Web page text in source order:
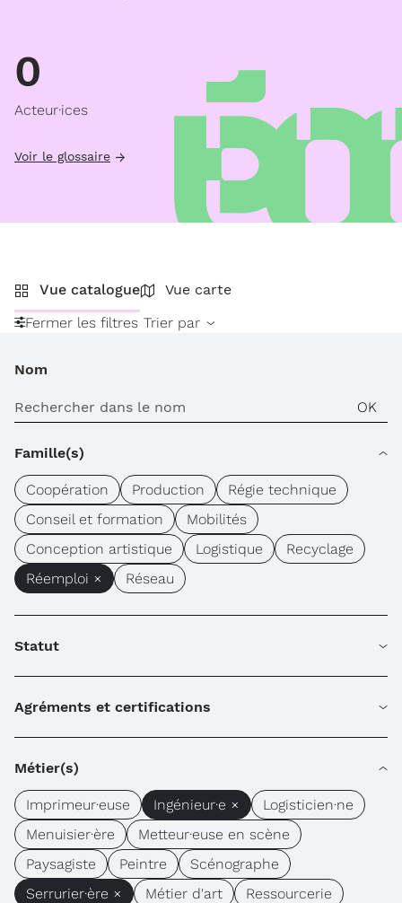
0
Acteur·ices
Voir le glossaire
Vue catalogue
Vue carte
Fermer les filtres Trier par
Nom
Famille(s)
Coopération Production
Régie technique
Conseil et formation
Mobilités
Conception artistique
Logistique
Recyclage
Réemploi ×
Réseau
Statut
Agréments et certifications
Métier(s)
Imprimeur·euse Ingénieur·e ×
Logisticien·ne
Menuisier·ère
Metteur·euse en scène
Paysagiste
Peintre
Scénographe
Serrurier·ère ×
Métier d'art
Ressourcerie